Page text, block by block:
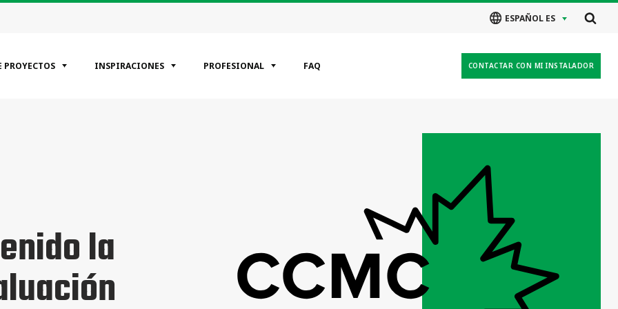
ESPAÑOL ES
PROYECTOS INSPIRACIONES PROFESIONAL FAQ CONTACTAR CON MI INSTALADOR
la